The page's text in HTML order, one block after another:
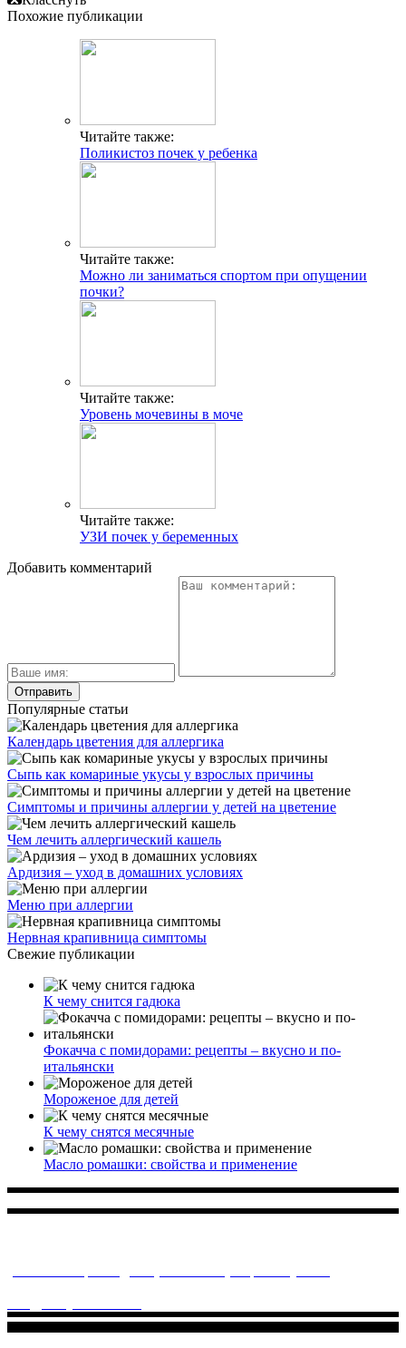
Похожие публикации
Читайте также:
Поликистоз почек у ребенка
Читайте также:
Можно ли заниматься спортом при опущении
почки?
Читайте также:
Уровень мочевины в моче
Читайте также:
УЗИ почек у беременных
Добавить комментарий
Популярные статьи
Календарь цветения для аллергика
Сыпь как комариные укусы у взрослых причины
Симптомы и причины аллергии у детей на цветение
Чем лечить аллергический кашель
Ардизия – уход в домашних условиях
Меню при аллергии
Нервная крапивница симптомы
Свежие публикации
К чему снится гадюка
Фокачча с помидорами: рецепты – вкусно и по-
итальянски
Мороженое для детей
К чему снятся месячные
Масло ромашки: свойства и применение